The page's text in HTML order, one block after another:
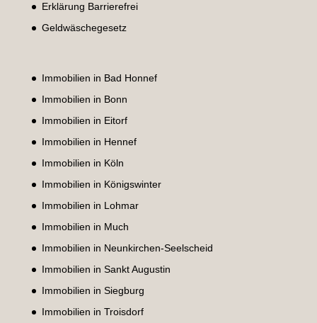
Erklärung Barrierefrei
Geldwäschegesetz
Immobilien in Bad Honnef
Immobilien in Bonn
Immobilien in Eitorf
Immobilien in Hennef
Immobilien in Köln
Immobilien in Königswinter
Immobilien in Lohmar
Immobilien in Much
Immobilien in Neunkirchen-Seelscheid
Immobilien in Sankt Augustin
Immobilien in Siegburg
Immobilien in Troisdorf